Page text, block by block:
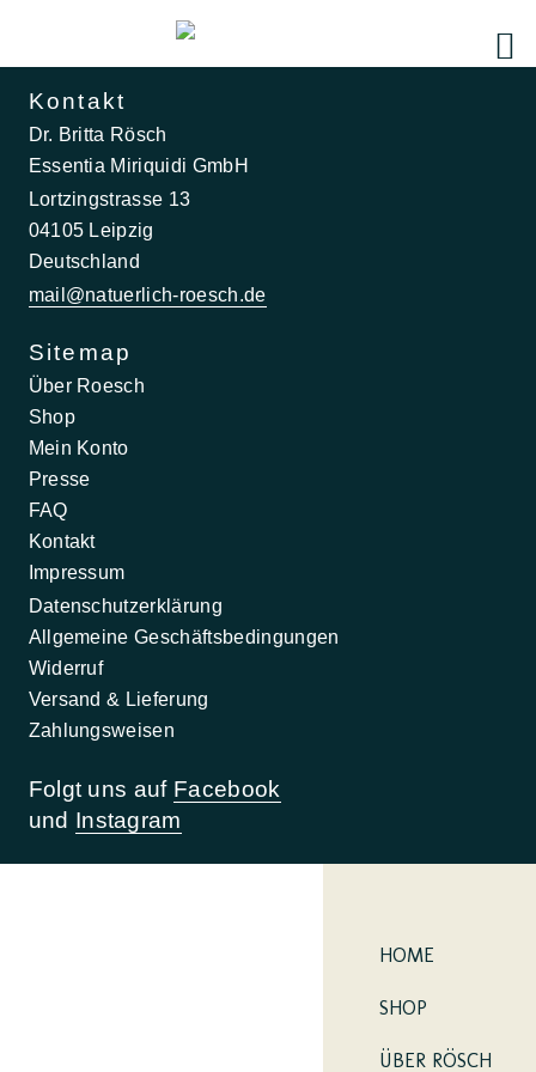
Kontakt
Dr. Britta Rösch
Essentia Miriquidi GmbH
Lortzingstrasse 13
04105 Leipzig
Deutschland
mail@natuerlich-roesch.de
Sitemap
Über Roesch
Shop
Mein Konto
Presse
FAQ
Kontakt
Impressum
Datenschutzerklärung
Allgemeine Geschäftsbedingungen
Widerruf
Versand & Lieferung
Zahlungsweisen
Folgt uns auf Facebook
und Instagram
HOME
SHOP
ÜBER RÖSCH